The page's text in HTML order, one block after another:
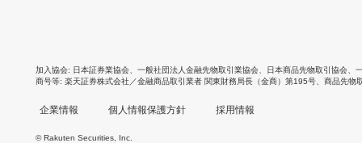
加入協会 日本証券業協会 一般社団法人金融先物取引業協会 日本商品先物取引協会
商号等 楽天証券株式会社／金融商品取引業者 関東財務局長（金商）第195号、商品先物
企業情報 個人情報保護方針 採用情報
© Rakuten Securities, Inc.